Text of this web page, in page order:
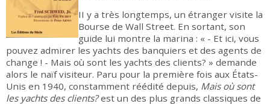
II y a très longtemps, un étranger visite la
Bourse de Wall Street. En sortant, son
guide lui montre la marina : « - Et ici, vous
pouvez admirer les yachts des banquiers et des agents de
change ! - Mais où sont les yachts des clients? » demande
alors le naïf visiteur. Paru pour la première fois aux États-
Unis en 1940, constamment réédité depuis, Mais où sont
les yachts des clients?est un des plus grands classiques de